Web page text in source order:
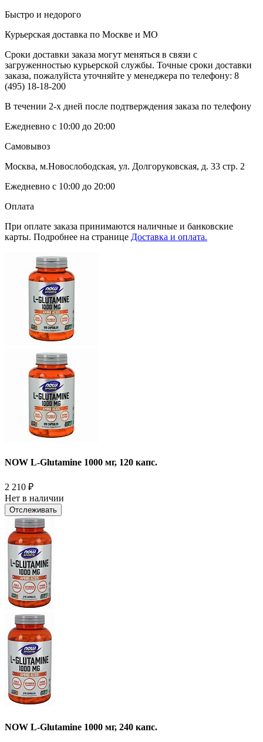
Быстро и недорого
Курьерская доставка по Москве и МО
Сроки доставки заказа могут меняться в связи с
загруженностью курьерской службы. Точные сроки доставки
заказа, пожалуйста уточняйте у менеджера по телефону: 8
(495) 18-18-200
В течении 2-х дней после подтверждения заказа по телефону
Ежедневно с 10:00 до 20:00
Самовывоз
Москва, м.Новослободская, ул. Долгоруковская, д. 33 стр. 2
Ежедневно с 10:00 до 20:00
Оплата
При оплате заказа принимаются наличные и банковские
карты. Подробнее на странице Доставка и оплата.
NOW L-Glutamine 1000 мг, 120 капс.
2 210 ₽
Нет в наличии
Отслеживать
NOW L-Glutamine 1000 мг, 240 капс.